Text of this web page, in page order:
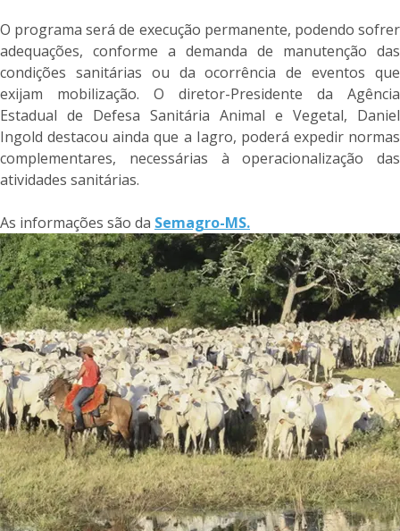
O programa será de execução permanente, podendo sofrer
adequações, conforme a demanda de manutenção das
condições sanitárias ou da ocorrência de eventos que
exijam mobilização. O diretor-Presidente da Agência
Estadual de Defesa Sanitária Animal e Vegetal, Daniel
Ingold destacou ainda que a Iagro, poderá expedir normas
complementares, necessárias à operacionalização das
atividades sanitárias.
As informações são da Semagro-MS.